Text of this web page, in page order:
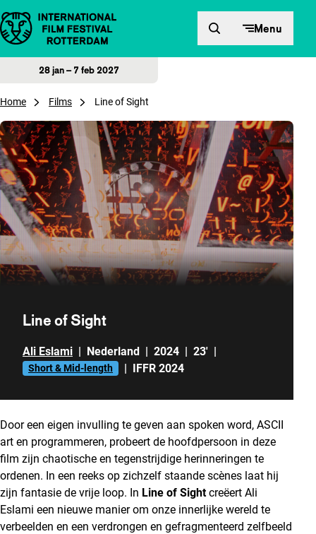
Direct naar inhoud Menu
28 jan – 7 feb 2027
Home Films Line of Sight
Line of Sight
Ali Eslami | Nederland | 2024 | 23' |
Short & Mid-length | IFFR 2024
Door een eigen invulling te geven aan spoken word, ASCII
art en programmeren, probeert de hoofdpersoon in deze
film zijn chaotische en tegenstrijdige herinneringen te
ordenen. In een reeks op zichzelf staande scènes laat hij
zijn fantasie de vrije loop. In Line of Sightcreëert Ali
Eslami een nieuwe manier om onze innerlijke wereld te
verbeelden en een verdrongen en gefragmenteerd zelfbeeld